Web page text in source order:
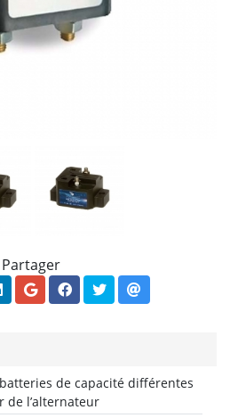
Partager
de capacité différentes
de l’alternateur